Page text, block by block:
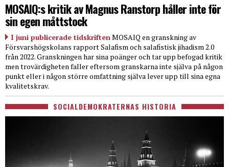
MOSAIQ:s kritik av Magnus Ranstorp håller inte för
sin egen måttstock
I juni publicerade tidskriftenMOSAIQ en granskning av
Försvarshögskolans rapport Salafism och salafistisk jihadism 2.0
från 2022. Granskningen har sina poänger och tar upp befogad kritik
men trovärdigheten faller eftersom granskarna inte själva på någon
punkt eller i någon större omfattning själva lever upp till sina egna
kvalitetskrav.
SOCIALDEMOKRATERNAS HISTORIA